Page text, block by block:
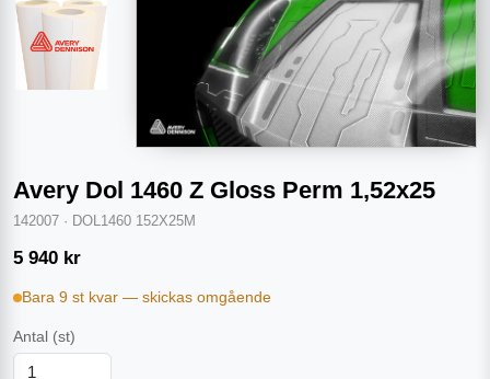
Avery Dol 1460 Z Gloss Perm 1,52x25
142007 · DOL1460 152X25M
5 940 kr
Bara 9 st kvar — skickas omgående
Antal (st)